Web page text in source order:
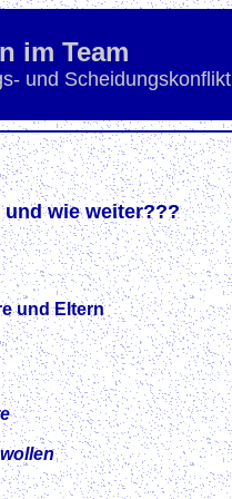
im Team
und Scheidungskonflikt
wie weiter???
und Eltern
wollen